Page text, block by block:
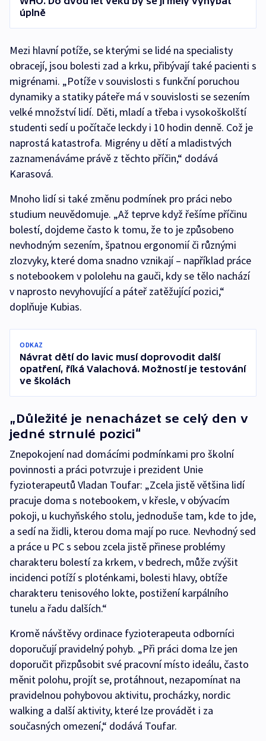
úplně
Mezi hlavní potíže, se kterými se lidé na specialisty
obracejí, jsou bolesti zad a krku, přibývají také pacienti s
migrénami. „Potíže v souvislosti s funkční poruchou
dynamiky a statiky páteře má v souvislosti se sezením
velké množství lidí. Děti, mladí a třeba i vysokoškolští
studenti sedí u počítače leckdy i 10 hodin denně. Což je
naprostá katastrofa. Migrény u dětí a mladistvých
zaznamenáváme právě z těchto příčin,“ dodává
Karasová.
Mnoho lidí si také změnu podmínek pro práci nebo
studium neuvědomuje. „Až teprve když řešíme příčinu
bolestí, dojdeme často k tomu, že to je způsobeno
nevhodným sezením, špatnou ergonomií či různými
zlozvyky, které doma snadno vznikají – například práce
s notebookem v pololehu na gauči, kdy se tělo nachází
v naprosto nevyhovující a páteř zatěžující pozici,“
doplňuje Kubias.
ODKAZ
Návrat dětí do lavic musí doprovodit další
opatření, říká Valachová. Možností je testování
ve školách
„Důležité je nenacházet se celý den v
jedné strnulé pozici“
Znepokojení nad domácími podmínkami pro školní
povinnosti a práci potvrzuje i prezident Unie
fyzioterapeutů Vladan Toufar: „Zcela jistě většina lidí
pracuje doma s notebookem, v křesle, v obývacím
pokoji, u kuchyňského stolu, jednoduše tam, kde to jde,
a sedí na židli, kterou doma mají po ruce. Nevhodný sed
a práce u PC s sebou zcela jistě přinese problémy
charakteru bolestí za krkem, v bedrech, může zvýšit
incidenci potíží s ploténkami, bolesti hlavy, obtíže
charakteru tenisového lokte, postižení karpálního
tunelu a řadu dalších.“
Kromě návštěvy ordinace fyzioterapeuta odborníci
doporučují pravidelný pohyb. „Při práci doma lze jen
doporučit přizpůsobit své pracovní místo ideálu, často
měnit polohu, projít se, protáhnout, nezapomínat na
pravidelnou pohybovou aktivitu, procházky, nordic
walking a další aktivity, které lze provádět i za
současných omezení,“ dodává Toufar.